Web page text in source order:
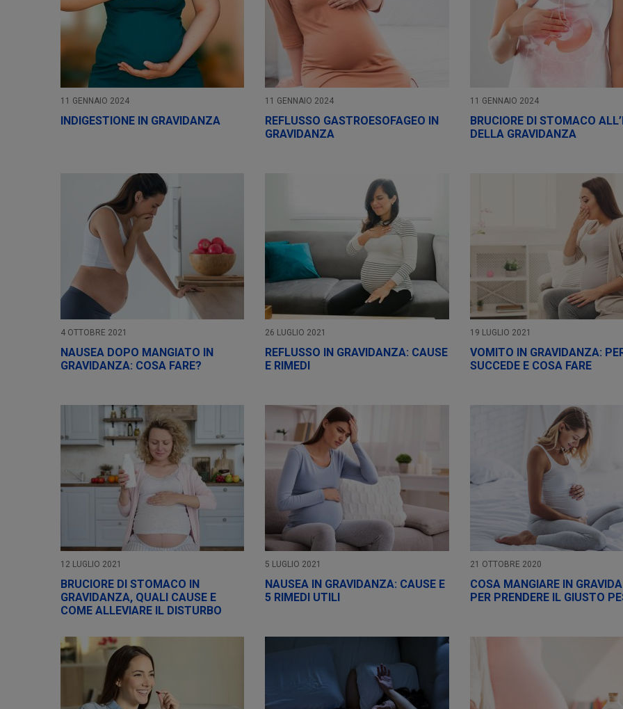
11 GENNAIO 2024
INDIGESTIONE IN GRAVIDANZA
11 GENNAIO 2024
REFLUSSO GASTROESOFAGEO IN
GRAVIDANZA
11 GENNAIO 2024
BRUCIORE DI STOMACO
DELLA GRAVIDANZA
4 OTTOBRE 2021
NAUSEA DOPO MANGIATO IN
GRAVIDANZA: COSA FARE?
26 LUGLIO 2021
REFLUSSO IN GRAVIDANZA: CAUSE
E RIMEDI
19 LUGLIO 2021
VOMITO IN GRAVIDANZA:
SUCCEDE E COSA FARE
12 LUGLIO 2021
BRUCIORE DI STOMACO IN
GRAVIDANZA, QUALI CAUSE E
COME ALLEVIARE IL DISTURBO
5 LUGLIO 2021
NAUSEA IN GRAVIDANZA: CAUSE E
5 RIMEDI UTILI
21 OTTOBRE 2020
COSA MANGIARE IN
PER PRENDERE IL GIUSTO